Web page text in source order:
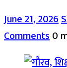
June 21, 2026
Comments0